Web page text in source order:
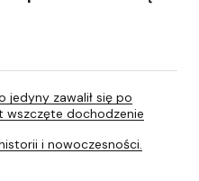
jedyny zawalił się po
wszczęte dochodzenie
i nowoczesności.